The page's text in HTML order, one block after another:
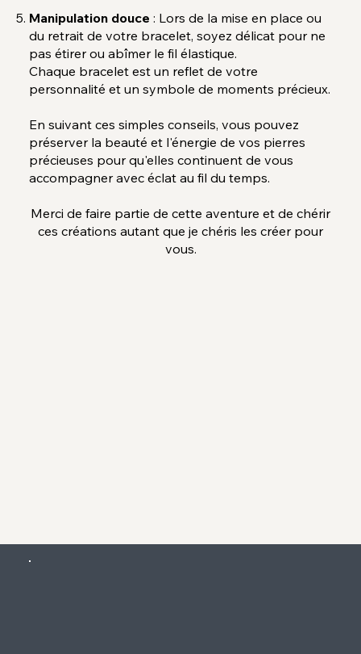
Manipulation douce : Lors de la mise en place ou
du retrait de votre bracelet, soyez délicat pour ne
pas étirer ou abîmer le fil élastique.
Chaque bracelet est un reflet de votre
personnalité et un symbole de moments précieux.
En suivant ces simples conseils, vous pouvez
préserver la beauté et l'énergie de vos pierres
précieuses pour qu'elles continuent de vous
accompagner avec éclat au fil du temps.
Merci de faire partie de cette aventure et de chérir
ces créations autant que je chéris les créer pour
vous.